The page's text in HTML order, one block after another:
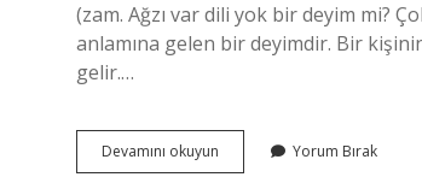
(zam. Ağzı var dili yok bir deyim mi?
anlamına gelen bir deyimdir. Bir
gelir.…
Devamını okuyun
Laf
Yorum Bırak